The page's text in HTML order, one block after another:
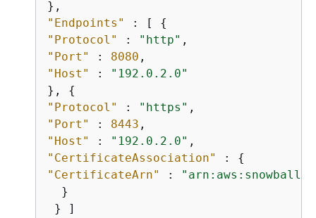
"Endpoints"
: [ {
"Protocol"
: "http"
"Port"
: 8080
"Host"
:
"192.0.2.0"
}, {
"Protocol"
: "https"
"Port"
: 8443
"Host"
: "192.0.2.0"
"CertificateAssociation"
: {
"CertificateArn"
:
"arn:aws:snowball-
  }
} ]